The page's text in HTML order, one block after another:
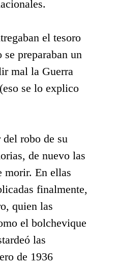
el tesoro
preparaban un
mal la Guerra
se lo explico
robo de su
de nuevo las
morir. En ellas
finalmente,
quien las
el bolchevique
las
de 1936